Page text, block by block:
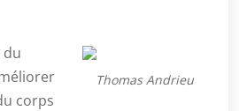
Thomas Andrieu
du
corps